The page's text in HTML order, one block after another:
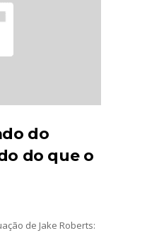
do
do que o
de Jake Roberts: